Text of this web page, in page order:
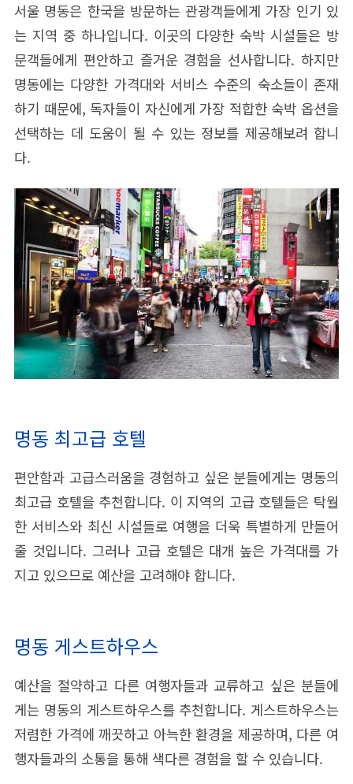
서울 명동은 한국을 방문하는 관광객들에게 가장 인기 있
는 지역 중 하나입니다. 이곳의 다양한 숙박 시설들은 방
문객들에게 편안하고 즐거운 경험을 선사합니다. 하지만
명동에는 다양한 가격대와 서비스 수준의 숙소들이 존재
하기 때문에, 독자들이 자신에게 가장 적합한 숙박 옵션을
선택하는 데 도움이 될 수 있는 정보를 제공해보려 합니
다.
명동 최고급 호텔
편안함과 고급스러움을 경험하고 싶은 분들에게는 명동의
최고급 호텔을 추천합니다. 이 지역의 고급 호텔들은 탁월
한 서비스와 최신 시설들로 여행을 더욱 특별하게 만들어
줄 것입니다. 그러나 고급 호텔은 대개 높은 가격대를 가
지고 있으므로 예산을 고려해야 합니다.
명동 게스트하우스
예산을 절약하고 다른 여행자들과 교류하고 싶은 분들에
게는 명동의 게스트하우스를 추천합니다. 게스트하우스는
저렴한 가격에 깨끗하고 아늑한 환경을 제공하며, 다른 여
행자들과의 소통을 통해 색다른 경험을 할 수 있습니다.